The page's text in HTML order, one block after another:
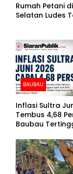
Rumah Petani
Selatan Ludes
BAUBAU
Inflasi Sultra
Tembus 4,68
Baubau